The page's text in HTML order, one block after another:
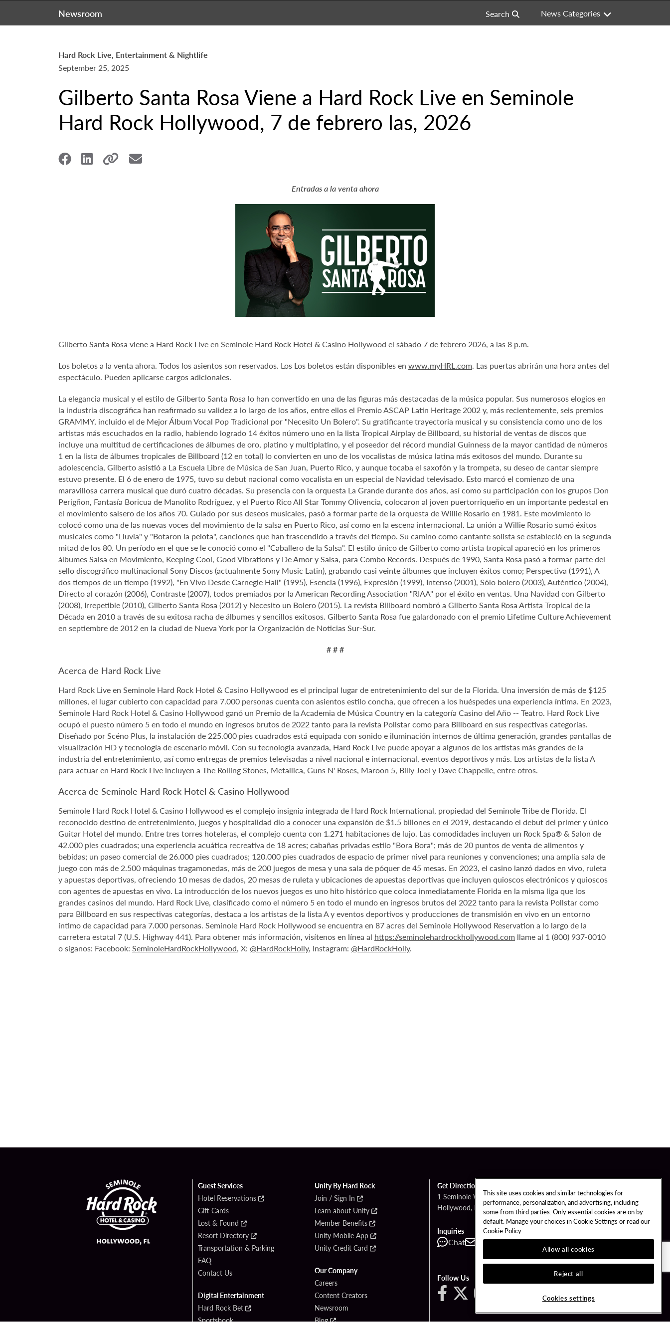
Newsroom Search News Categories
Hard Rock Live, Entertainment & Nightlife
September 25, 2025
Gilberto Santa Rosa Viene a Hard Rock Live en Seminole
Hard Rock Hollywood, 7 de febrero las, 2026
Entradas a la venta ahora
Gilberto Santa Rosa viene a Hard Rock Live en Seminole Hard Rock Hotel & Casino Hollywood el sábado 7 de febrero 2026, a las 8 p.m.
Los boletos a la venta ahora. Todos los asientos son reservados. Los Los boletos están disponibles en www.myHRL.com. Las puertas abrirán una hora antes del
espectáculo. Pueden aplicarse cargos adicionales.
La elegancia musical y el estilo de Gilberto Santa Rosa lo han convertido en una de las figuras más destacadas de la música popular. Sus numerosos elogios en
la industria discográfica han reafirmado su validez a lo largo de los años, entre ellos el Premio ASCAP Latin Heritage 2002 y, más recientemente, seis premios
GRAMMY, incluido el de Mejor Álbum Vocal Pop Tradicional por "Necesito Un Bolero". Su gratificante trayectoria musical y su consistencia como uno de los
artistas más escuchados en la radio, habiendo logrado 14 éxitos número uno en la lista Tropical Airplay de Billboard, su historial de ventas de discos que
incluye una multitud de certificaciones de álbumes de oro, platino y multiplatino, y el poseedor del récord mundial Guinness de la mayor cantidad de números
1 en la lista de álbumes tropicales de Billboard (12 en total) lo convierten en uno de los vocalistas de música latina más exitosos del mundo. Durante su
adolescencia, Gilberto asistió a La Escuela Libre de Música de San Juan, Puerto Rico, y aunque tocaba el saxofón y la trompeta, su deseo de cantar siempre
estuvo presente. El 6 de enero de 1975, tuvo su debut nacional como vocalista en un especial de Navidad televisado. Esto marcó el comienzo de una
maravillosa carrera musical que duró cuatro décadas. Su presencia con la orquesta La Grande durante dos años, así como su participación con los grupos Don
Perigñon, Fantasía Boricua de Manolito Rodríguez, y el Puerto Rico All Star Tommy Olivencia, colocaron al joven puertorriqueño en un importante pedestal en
el movimiento salsero de los años 70. Guiado por sus deseos musicales, pasó a formar parte de la orquesta de Willie Rosario en 1981. Este movimiento lo
colocó como una de las nuevas voces del movimiento de la salsa en Puerto Rico, así como en la escena internacional. La unión a Willie Rosario sumó éxitos
musicales como "Lluvia" y "Botaron la pelota", canciones que han trascendido a través del tiempo. Su camino como cantante solista se estableció en la segunda
mitad de los 80. Un período en el que se le conoció como el "Caballero de la Salsa". El estilo único de Gilberto como artista tropical apareció en los primeros
álbumes Salsa en Movimiento, Keeping Cool, Good Vibrations y De Amor y Salsa, para Combo Records. Después de 1990, Santa Rosa pasó a formar parte del
sello discográfico multinacional Sony Discos (actualmente Sony Music Latin), grabando casi veinte álbumes que incluyen éxitos como; Perspectiva (1991), A
dos tiempos de un tiempo (1992), "En Vivo Desde Carnegie Hall" (1995), Esencia (1996), Expresión (1999), Intenso (2001), Sólo bolero (2003), Auténtico (2004),
Directo al corazón (2006), Contraste (2007), todos premiados por la American Recording Association "RIAA" por el éxito en ventas. Una Navidad con Gilberto
(2008), Irrepetible (2010), Gilberto Santa Rosa (2012) y Necesito un Bolero (2015). La revista Billboard nombró a Gilberto Santa Rosa Artista Tropical de la
Década en 2010 a través de su exitosa racha de álbumes y sencillos exitosos. Gilberto Santa Rosa fue galardonado con el premio Lifetime Culture Achievement
en septiembre de 2012 en la ciudad de Nueva York por la Organización de Noticias Sur-Sur.
# # #
Acerca de Hard Rock Live
Hard Rock Live en Seminole Hard Rock Hotel & Casino Hollywood es el principal lugar de entretenimiento del sur de la Florida. Una inversión de más de $125
millones, el lugar cubierto con capacidad para 7.000 personas cuenta con asientos estilo concha, que ofrecen a los huéspedes una experiencia íntima. En 2023,
Seminole Hard Rock Hotel & Casino Hollywood ganó un Premio de la Academia de Música Country en la categoría Casino del Año -- Teatro. Hard Rock Live
ocupó el puesto número 5 en todo el mundo en ingresos brutos de 2022 tanto para la revista Pollstar como para Billboard en sus respectivas categorías.
Diseñado por Scéno Plus, la instalación de 225.000 pies cuadrados está equipada con sonido e iluminación internos de última generación, grandes pantallas de
visualización HD y tecnología de escenario móvil. Con su tecnología avanzada, Hard Rock Live puede apoyar a algunos de los artistas más grandes de la
industria del entretenimiento, así como entregas de premios televisadas a nivel nacional e internacional, eventos deportivos y más. Los artistas de la lista A
para actuar en Hard Rock Live incluyen a The Rolling Stones, Metallica, Guns N' Roses, Maroon 5, Billy Joel y Dave Chappelle, entre otros.
Acerca de Seminole Hard Rock Hotel & Casino Hollywood
Seminole Hard Rock Hotel & Casino Hollywood es el complejo insignia integrada de Hard Rock International, propiedad del Seminole Tribe de Florida. El
reconocido destino de entretenimiento, juegos y hospitalidad dio a conocer una expansión de $1.5 billones en el 2019, destacando el debut del primer y único
Guitar Hotel del mundo. Entre tres torres hoteleras, el complejo cuenta con 1.271 habitaciones de lujo. Las comodidades incluyen un Rock Spa® & Salon de
42.000 pies cuadrados; una experiencia acuática recreativa de 18 acres; cabañas privadas estilo "Bora Bora"; más de 20 puntos de venta de alimentos y
bebidas; un paseo comercial de 26.000 pies cuadrados; 120.000 pies cuadrados de espacio de primer nivel para reuniones y convenciones; una amplia sala de
juego con más de 2.500 máquinas tragamonedas, más de 200 juegos de mesa y una sala de póquer de 45 mesas. En 2023, el casino lanzó dados en vivo, ruleta
y apuestas deportivas, ofreciendo 10 mesas de dados, 20 mesas de ruleta y ubicaciones de apuestas deportivas que incluyen quioscos electrónicos y quioscos
con agentes de apuestas en vivo. La introducción de los nuevos juegos es uno hito histórico que coloca inmediatamente Florida en la misma liga que los
grandes casinos del mundo. Hard Rock Live, clasificado como el número 5 en todo el mundo en ingresos brutos del 2022 tanto para la revista Pollstar como
para Billboard en sus respectivas categorías, destaca a los artistas de la lista A y eventos deportivos y producciones de transmisión en vivo en un entorno
íntimo de capacidad para 7.000 personas. Seminole Hard Rock Hollywood se encuentra en 87 acres del Seminole Hollywood Reservation a lo largo de la
carretera estatal 7 (U.S. Highway 441). Para obtener más información, visítenos en línea al https://seminolehardrockhollywood.com llame al 1 (800) 937-0010
o síganos: Facebook: SeminoleHardRockHollywood, X: @HardRockHolly, Instagram: @HardRockHolly.
Guest Services
Hotel Reservations
Gift Cards
Lost & Found
Resort Directory
Transportation & Parking
FAQ
Contact Us
Digital Entertainment
Hard Rock Bet
Sportsbook
Unity By Hard Rock
Join / Sign In
Learn about Unity
Member Benefits
Unity Mobile App
Unity Credit Card
Our Company
Careers
Content Creators
Newsroom
Blog
Get Directions
1 Seminole Way
Hollywood, FL 33314
Inquiries
Chat Contact Call
Follow Us
This site uses cookies and similar technologies for
performance, personalization, and advertising, including
some from third parties. Only essential cookies are on by
default. Manage your choices in Cookie Settings or read our
Cookie Policy
Allow all cookies
Reject all
Cookies settings